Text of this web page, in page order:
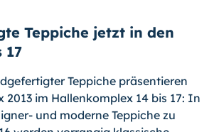
Teppiche jetzt in den
17
Teppiche präsentieren
2013 im Hallen­komplex 14 bis 17: In
und moderne Teppiche zu